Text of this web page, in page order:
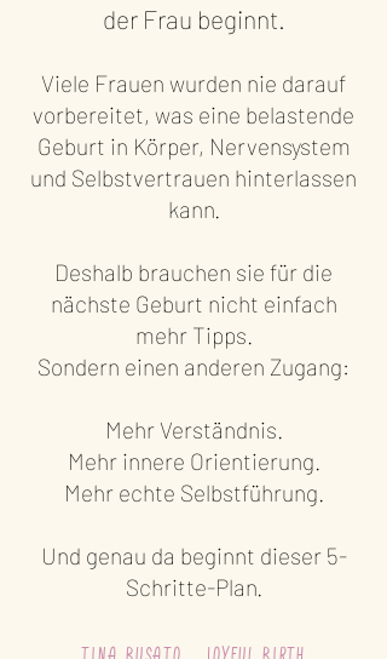
der Frau beginnt.
Viele Frauen wurden nie darauf
vorbereitet, was eine belastende
Geburt in Körper, Nervensystem
und Selbstvertrauen hinterlassen
kann.
Deshalb brauchen sie für die
nächste Geburt nicht einfach
mehr Tipps.
Sondern einen anderen Zugang:
Mehr Verständnis.
Mehr innere Orientierung.
Mehr echte Selbstführung.
Und genau da beginnt dieser 5-
Schritte-Plan.